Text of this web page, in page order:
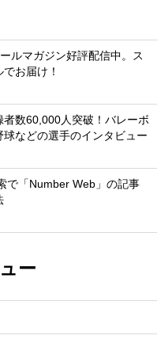
ルマガジン好評配信中。ス
お届け！
数60,000人突破！バレーボ
などの選手のインタビュー
で「Number Web」の記事
ー